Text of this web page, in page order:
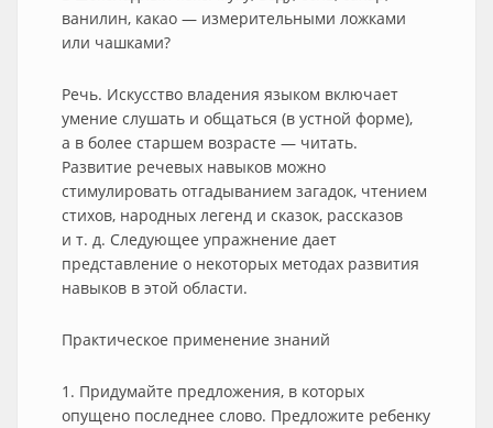
ванилин, какао — измерительными ложками
или чашками?
Речь. Искусство владения языком включает
умение слушать и общаться (в устной форме),
а в более старшем возрасте — читать.
Развитие речевых навыков можно
стимулировать отгадыванием загадок, чтением
стихов, народных легенд и сказок, рассказов
и т. д. Следующее упражнение дает
представление о некоторых методах развития
навыков в этой области.
Практическое применение знаний
1. Придумайте предложения, в которых
опущено последнее слово. Предложите ребенку